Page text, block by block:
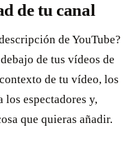
de tu canal
de YouTube?
de tus vídeos de
de tu vídeo, los
los espectadores y,
que quieras añadir.